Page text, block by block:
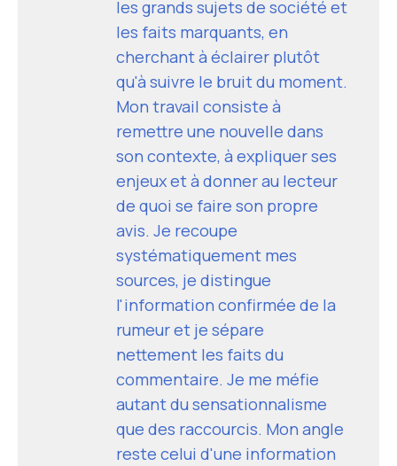
les grands sujets de société et
les faits marquants, en
cherchant à éclairer plutôt
qu'à suivre le bruit du moment.
Mon travail consiste à
remettre une nouvelle dans
son contexte, à expliquer ses
enjeux et à donner au lecteur
de quoi se faire son propre
avis. Je recoupe
systématiquement mes
sources, je distingue
l'information confirmée de la
rumeur et je sépare
nettement les faits du
commentaire. Je me méfie
autant du sensationnalisme
que des raccourcis. Mon angle
reste celui d'une information